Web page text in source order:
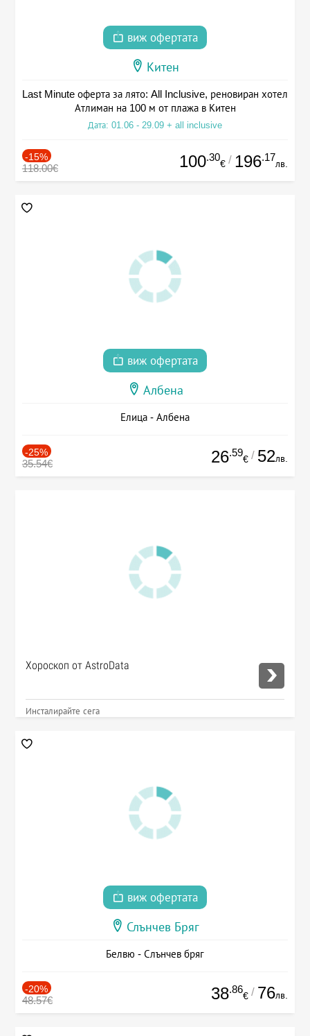
виж офертата
Китен
Last Minute оферта за лято: All Inclusive, реновиран хотел
Атлиман на 100 м от плажа в Китен
Дата: 01.06 - 29.09 + all inclusive
-15%
118.00€ 100.30
€ / 196.17
лв.
виж офертата
Албена
Елица - Албена
-25%
35.54€ 26.59
€ / 52лв.
Хороскоп от AstroData
Инсталирайте сега
виж офертата
Слънчев Бряг
Белвю - Слънчев бряг
-20%
48.57€ 38.86
€ / 76лв.